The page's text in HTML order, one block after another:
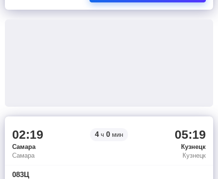
02:19 4ч 0 мин 05:19
Самара
Кузнецк
Самара
Кузнецк
083Ц